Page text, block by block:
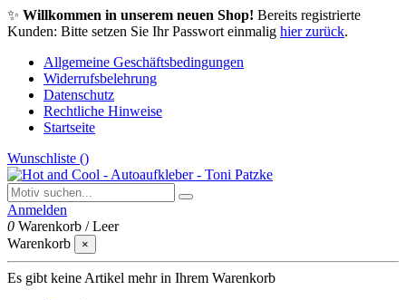
✨ Willkommen in unserem neuen Shop! Bereits registrierte
Kunden: Bitte setzen Sie Ihr Passwort einmalig hier zurück.
Allgemeine Geschäftsbedingungen
Widerrufsbelehrung
Datenschutz
Rechtliche Hinweise
Startseite
Wunschliste ()
Anmelden
0 Warenkorb /Leer
Warenkorb
×
Es gibt keine Artikel mehr in Ihrem Warenkorb